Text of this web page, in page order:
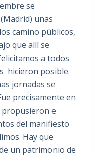
se
unas
camino públicos,
que allí se
a todos
hicieron posible.
jornadas se
precisamente en
propusieron e
del manifiesto
Hay que
un patrimonio de